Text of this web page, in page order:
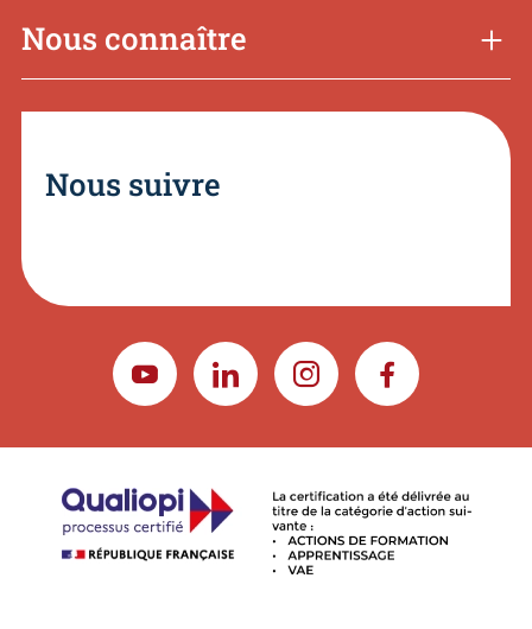
Nous connaître
Nous suivre
YOUTUBELINKEDININSTAGRAMFACEBOOK